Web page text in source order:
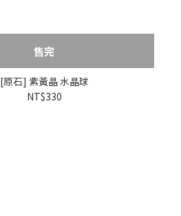
售完
[原石] 紫黃晶 水晶球
NT$330